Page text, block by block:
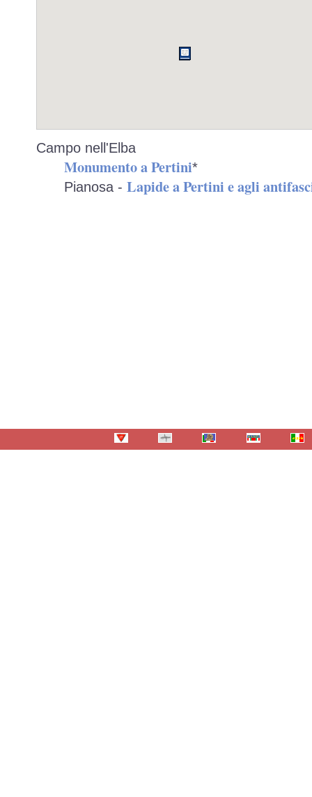
Campo nell'Elba
Monumento a Pertini*
Pianosa - Lapide a Pertini e agli